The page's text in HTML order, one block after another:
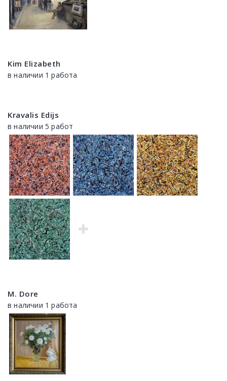
Kim Elizabeth
в наличии 1 работа
Kravalis Edijs
в наличии 5 работ
M. Dore
в наличии 1 работа